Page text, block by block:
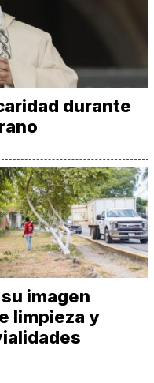
durante
imagen
limpieza y